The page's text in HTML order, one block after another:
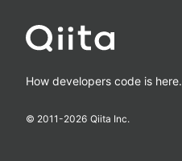
How developers code is here.
© 2011-2026 Qiita Inc.